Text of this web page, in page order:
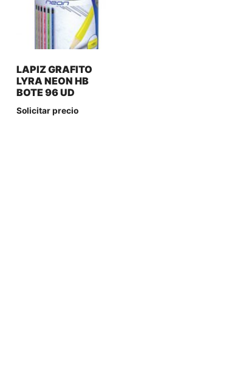
LAPIZ GRAFITO
LYRA NEON HB
BOTE 96 UD
Solicitar precio